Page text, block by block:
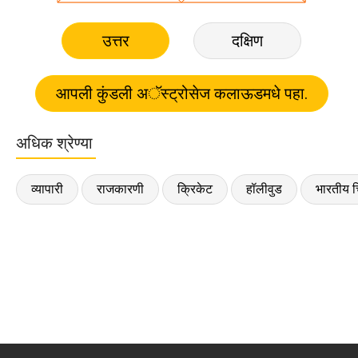
उत्तर दक्षिण
अधिक श्रेण्या
व्यापारी राजकारणी क्रिकेट हॉलीवुड भारतीय